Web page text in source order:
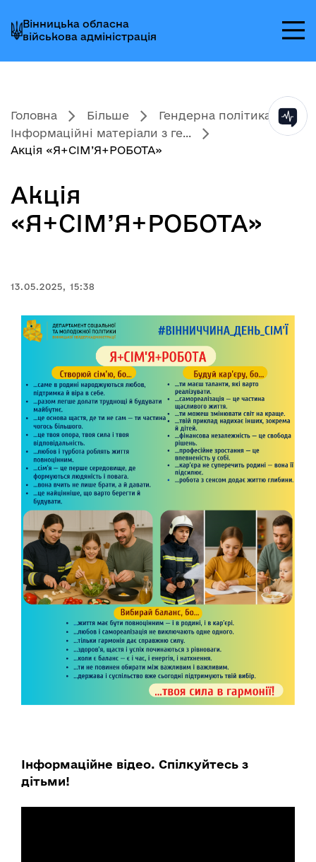
до
головного
меню
до
головного
вмісту
до
головного
колонтитула
Вінницька обласна
військова адміністрація
Головна Більше
Гендерна політика
Інформаційні матеріали з ге...
Акція «Я+СІМ’Я+РОБОТА»
Акція
«Я+СІМ’Я+РОБОТА»
13.05.2025, 15:38
Інформаційне відео. Спілкуйтесь з
дітьми!